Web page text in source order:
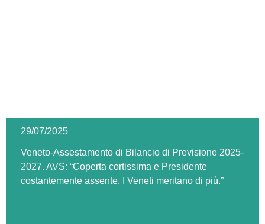
29/07/2025
Veneto-Assestamento di Bilancio di Previsione 2025-
2027. AVS: “Coperta cortissima e Presidente
costantemente assente. I Veneti meritano di più.”